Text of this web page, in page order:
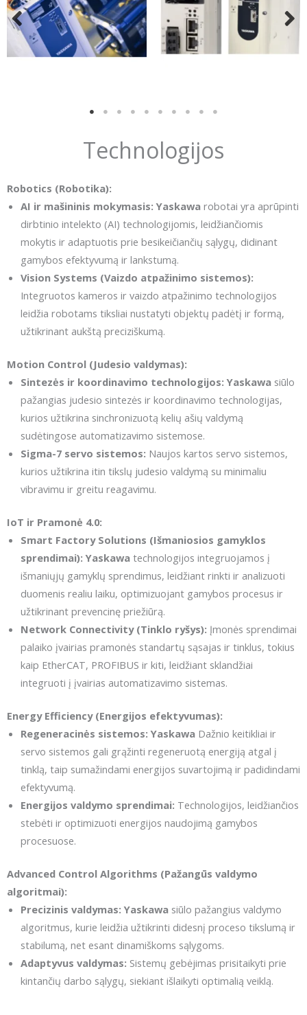
Technologijos
Robotics (Robotika):
AI ir mašininis mokymasis: Yaskawa robotai yra aprūpinti
dirbtinio intelekto (AI) technologijomis, leidžiančiomis
mokytis ir adaptuotis prie besikeičiančių sąlygų, didinant
gamybos efektyvumą ir lankstumą.
Vision Systems (Vaizdo atpažinimo sistemos):
Integruotos kameros ir vaizdo atpažinimo technologijos
leidžia robotams tiksliai nustatyti objektų padėtį ir formą,
užtikrinant aukštą preciziškumą.
Motion Control (Judesio valdymas):
Sintezės ir koordinavimo technologijos: Yaskawa siūlo
pažangias judesio sintezės ir koordinavimo technologijas,
kurios užtikrina sinchronizuotą kelių ašių valdymą
sudėtingose automatizavimo sistemose.
Sigma-7 servo sistemos: Naujos kartos servo sistemos,
kurios užtikrina itin tikslų judesio valdymą su minimaliu
vibravimu ir greitu reagavimu.
IoT ir Pramonė 4.0:
Smart Factory Solutions (Išmaniosios gamyklos
sprendimai): Yaskawa technologijos integruojamos į
išmaniųjų gamyklų sprendimus, leidžiant rinkti ir analizuoti
duomenis realiu laiku, optimizuojant gamybos procesus ir
užtikrinant prevencinę priežiūrą.
Network Connectivity (Tinklo ryšys): Įmonės sprendimai
palaiko įvairias pramonės standartų sąsajas ir tinklus, tokius
kaip EtherCAT, PROFIBUS ir kiti, leidžiant sklandžiai
integruoti į įvairias automatizavimo sistemas.
Energy Efficiency (Energijos efektyvumas):
Regeneracinės sistemos: Yaskawa Dažnio keitikliai ir
servo sistemos gali grąžinti regeneruotą energiją atgal į
tinklą, taip sumažindami energijos suvartojimą ir padidindami
efektyvumą.
Energijos valdymo sprendimai: Technologijos, leidžiančios
stebėti ir optimizuoti energijos naudojimą gamybos
procesuose.
Advanced Control Algorithms (Pažangūs valdymo
algoritmai):
Precizinis valdymas: Yaskawa siūlo pažangius valdymo
algoritmus, kurie leidžia užtikrinti didesnį proceso tikslumą ir
stabilumą, net esant dinamiškoms sąlygoms.
Adaptyvus valdymas: Sistemų gebėjimas prisitaikyti prie
kintančių darbo sąlygų, siekiant išlaikyti optimalią veiklą.